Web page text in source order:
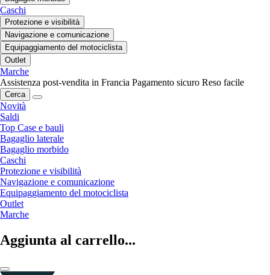
Caschi
Protezione e visibilità
Navigazione e comunicazione
Equipaggiamento del motociclista
Outlet
Marche
Assistenza post-vendita in Francia Pagamento sicuro Reso facile
Cerca
Novità
Saldi
Top Case e bauli
Bagaglio laterale
Bagaglio morbido
Caschi
Protezione e visibilità
Navigazione e comunicazione
Equipaggiamento del motociclista
Outlet
Marche
Aggiunta al carrello...